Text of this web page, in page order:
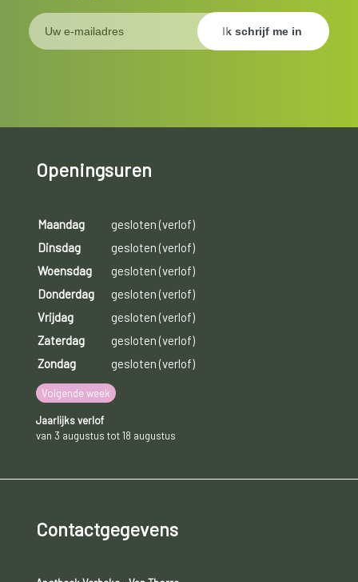
Openingsuren
Maandag
gesloten (verlof)
Dinsdag
gesloten (verlof)
Woensdag
gesloten (verlof)
Donderdag
gesloten (verlof)
Vrijdag
gesloten (verlof)
Zaterdag
gesloten (verlof)
Zondag
gesloten (verlof)
Volgende week
Jaarlijks verlof
van 3 augustus tot 18 augustus
Contactgegevens